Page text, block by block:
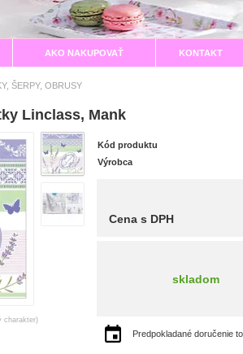
AKO NAKUPOVAŤ KONTAKT
ŠERPY, OBRUSY
Linclass, Mank
charakter)
Kód produktu
Výrobca
Cena s DPH
skladom
Predpokladané doručenie